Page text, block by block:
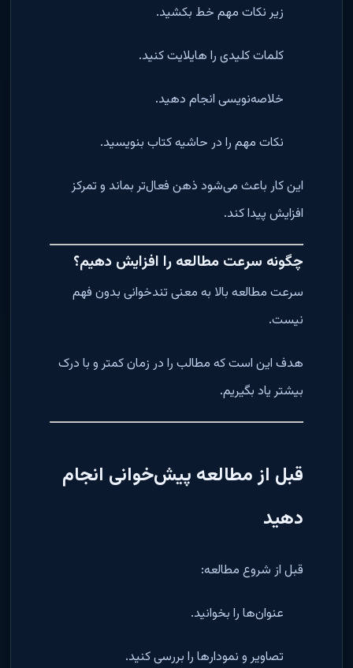
زیر نکات مهم خط بکشید.
کلمات کلیدی را هایلایت کنید.
خلاصه‌نویسی انجام دهید.
نکات مهم را در حاشیه کتاب بنویسید.
این کار باعث می‌شود ذهن فعال‌تر بماند و تمرکز
افزایش پیدا کند.
چگونه سرعت مطالعه را افزایش دهیم؟
سرعت مطالعه بالا به معنی تندخوانی بدون فهم
نیست.
هدف این است که مطالب را در زمان کمتر و با درک
بیشتر یاد بگیریم.
قبل از مطالعه پیش‌خوانی انجام
دهید
قبل از شروع مطالعه:
عنوان‌ها را بخوانید.
تصاویر و نمودارها را بررسی کنید.